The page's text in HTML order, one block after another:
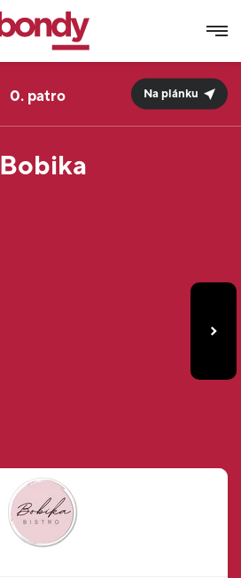
Bobika
0. Na plánku